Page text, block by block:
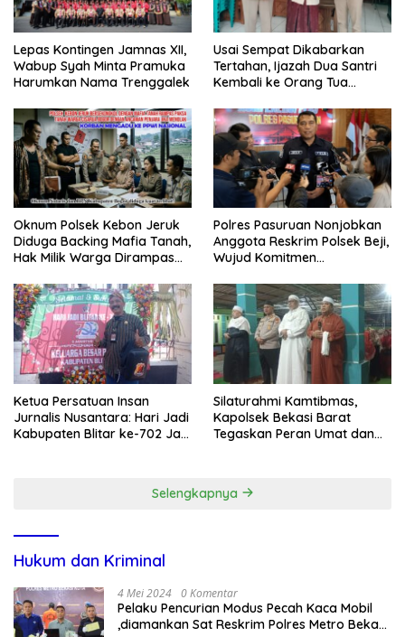
Lepas Kontingen Jamnas XII,
Wabup Syah Minta Pramuka
Harumkan Nama Trenggalek
Usai Sempat Dikabarkan
Tertahan, Ijazah Dua Santri
Kembali ke Orang Tua
Oknum Polsek Kebon Jeruk
Diduga Backing Mafia Tanah,
Hak Milik Warga Dirampas
Polres Pasuruan Nonjobkan
Anggota Reskrim Polsek Beji,
Wujud Komitmen
Dugaan Penganiayaan
Ketua Persatuan Insan
Jurnalis Nusantara: Hari Jadi
Kabupaten Blitar ke-702 Jadi
Silaturahmi Kamtibmas,
Kapolsek Bekasi Barat
Tegaskan Peran Umat dan
Selengkapnya
Hukum dan Kriminal
4 Mei 2024 0 Komentar
Pelaku Pencurian Modus Pecah Kaca Mobil
,diamankan Sat Reskrim Polres Metro Bekasi